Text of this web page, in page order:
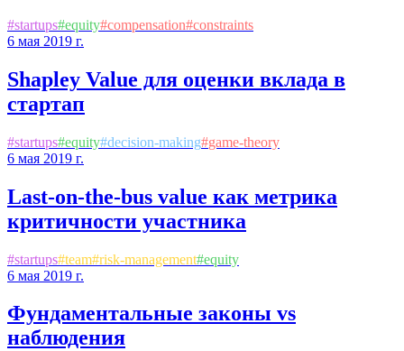
#startups#equity#compensation#constraints
6 мая 2019 г.
Shapley Value для оценки вклада в
стартап
#startups#equity#decision-making#game-theory
6 мая 2019 г.
Last-on-the-bus value как метрика
критичности участника
#startups#team#risk-management#equity
6 мая 2019 г.
Фундаментальные законы vs
наблюдения